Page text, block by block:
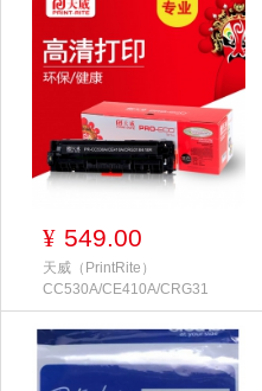
¥ 549.00
天威（PrintRite）
CC530A/CE410A/CRG31